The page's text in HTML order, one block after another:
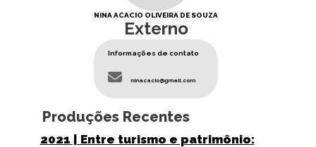
NINA ACACIO OLIVEIRA DE SOUZA
Externo
Informações de contato
ninacacio@gmail.com
Produções Recentes
2021 | Entre turismo e patrimônio: